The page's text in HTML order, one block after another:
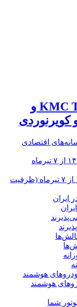
مقایسه قابلیت‌های آفرودی KMC T8 و
اقتصادی
شروع فروش تیگو ۸ پرومکس IE مدل ۱۴۰۴ از ۷ تیرماه (ظرفیت
هوشمند